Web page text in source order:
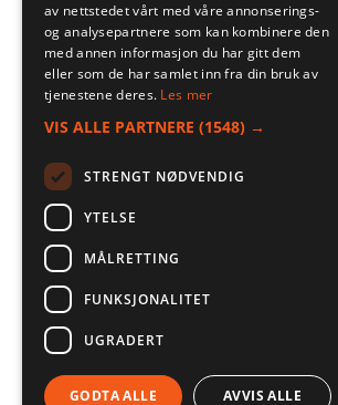
av nettstedet vårt med våre annonserings-
og analysepartnere som kan kombinere den
med annen informasjon du har gitt dem
eller som de har samlet inn fra din bruk av
tjenestene deres. Les mer
VIS ALLE PARTNERE (1548) →
STRENGT NØDVENDIG
YTELSE
MÅLRETTING
FUNKSJONALITET
UGRADERT
GODTA ALLE AVVIS ALLE